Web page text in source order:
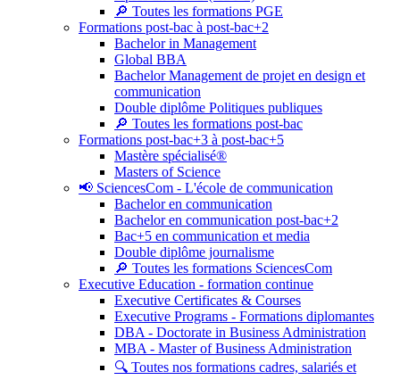
🔎 Toutes les formations PGE
Formations post-bac à post-bac+2
Bachelor in Management
Global BBA
Bachelor Management de projet en design et
communication
Double diplôme Politiques publiques
🔎 Toutes les formations post-bac
Formations post-bac+3 à post-bac+5
Mastère spécialisé®
Masters of Science
📢 SciencesCom - L'école de communication
Bachelor en communication
Bachelor en communication post-bac+2
Bac+5 en communication et media
Double diplôme journalisme
🔎 Toutes les formations SciencesCom
Executive Education - formation continue
Executive Certificates & Courses
Executive Programs - Formations diplomantes
DBA - Doctorate in Business Administration
MBA - Master of Business Administration
🔍 Toutes nos formations cadres, salariés et